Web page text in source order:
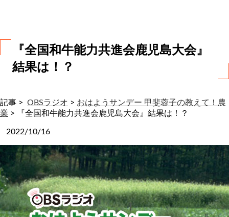
『全国和牛能力共進会鹿児島大会』
結果は！？
記事 > OBSラジオ > おはようサンデー 甲斐蓉子の教えて！農
業 > 『全国和牛能力共進会鹿児島大会』結果は！？
2022/10/16